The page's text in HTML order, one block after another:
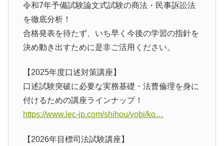
令和7年予備試験論文式試験の商法・民事訴訟法
を徹底分析！
合格発表を待たず、いち早く今後の学習の指針を
決め動き出すために是非ご活用ください。
【2025年度口述対策講座】
口述試験突破に必要な実務基礎・法曹倫理を身に
付けるための講座ラインナップ！
https://www.lec-jp.com/shihou/yobi/ko…
【2026年目標司法試験講座】